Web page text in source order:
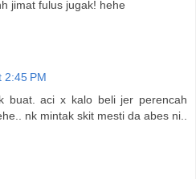
jimat fulus jugak! hehe
2:45 PM
buat. aci x kalo beli jer perencah
nk mintak skit mesti da abes ni..